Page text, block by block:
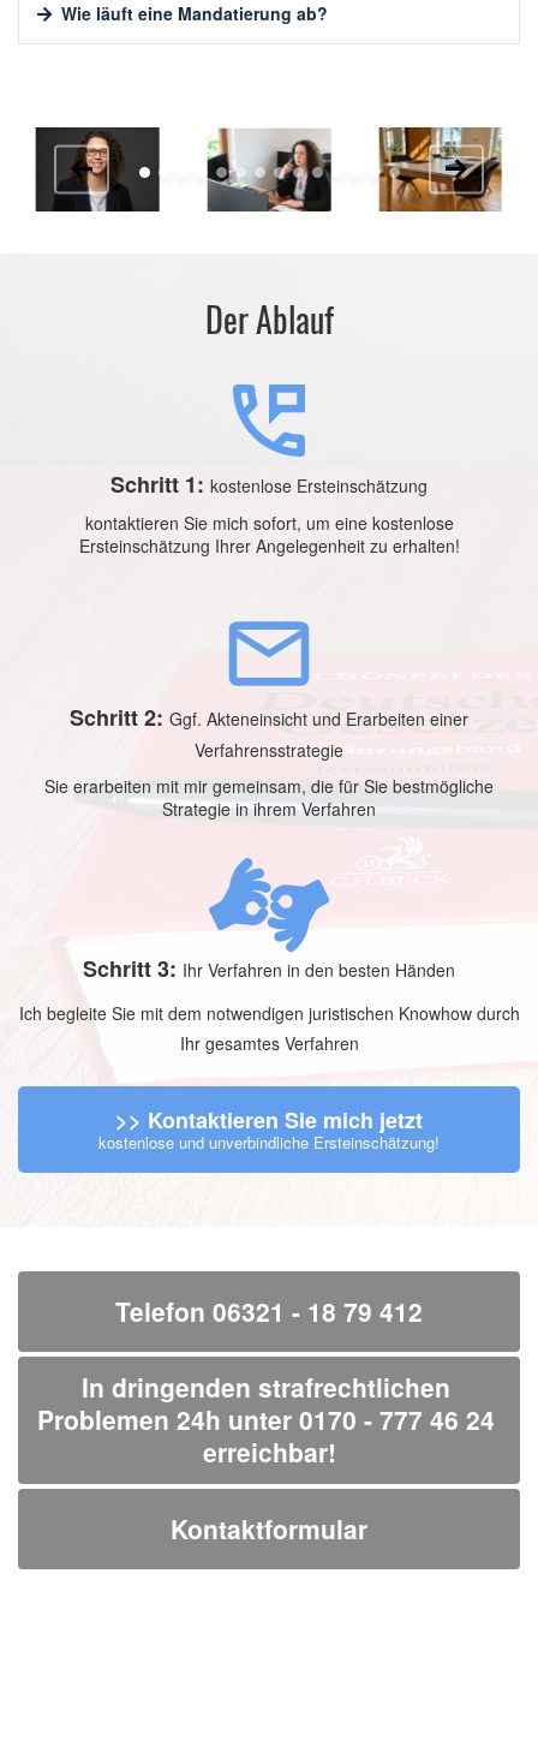
Wie läuft eine Mandatierung ab?
Der Ablauf
Schritt 1: kostenlose Ersteinschätzung
kontaktieren Sie mich sofort, um eine kostenlose
Ersteinschätzung Ihrer Angelegenheit zu erhalten!
Schritt 2: Ggf. Akteneinsicht und Erarbeiten einer
Verfahrensstrategie
Sie erarbeiten mit mir gemeinsam, die für Sie bestmögliche
Strategie in ihrem Verfahren
Schritt 3: Ihr Verfahren in den besten Händen
Ich begleite Sie mit dem notwendigen juristischen Knowhow durch
Ihr gesamtes Verfahren
>> Kontaktieren Sie mich jetzt
kostenlose und unverbindliche Ersteinschätzung!
Telefon 06321 - 18 79 412
In dringenden strafrechtlichen
Problemen 24h unter 0170 - 777 46 24
erreichbar!
Kontaktformular